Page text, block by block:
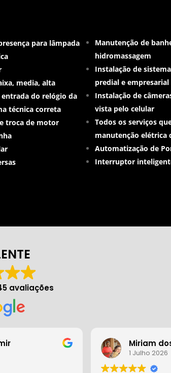
para lâmpada
media, alta
do relógio da
técnica correta
troca de motor
Manutenção de
hidromassagem
Instalação de
predial e empresarial
Instalação de
vista pelo celular
Todos os serviços
manutenção elétrica
Automatização de
Interruptor
avaliações
Miriam
1 Julho 2026